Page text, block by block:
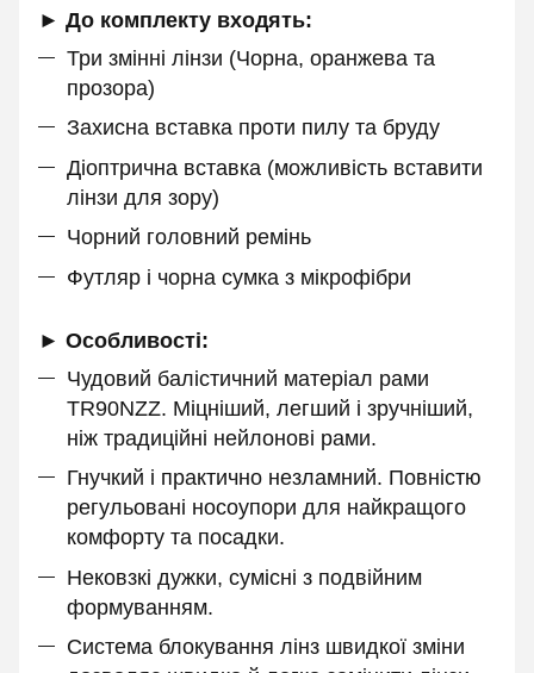
► До комплекту входять:
Три змінні лінзи (Чорна, оранжева та
прозора)
Захисна вставка проти пилу та бруду
Діоптрична вставка (можливість вставити
лінзи для зору)
Чорний головний ремінь
Футляр і чорна сумка з мікрофібри
► Особливості:
Чудовий балістичний матеріал рами
TR90NZZ. Міцніший, легший і зручніший,
ніж традиційні нейлонові рами.
Гнучкий і практично незламний. Повністю
регульовані носоупори для найкращого
комфорту та посадки.
Нековзкі дужки, сумісні з подвійним
формуванням.
Система блокування лінз швидкої зміни